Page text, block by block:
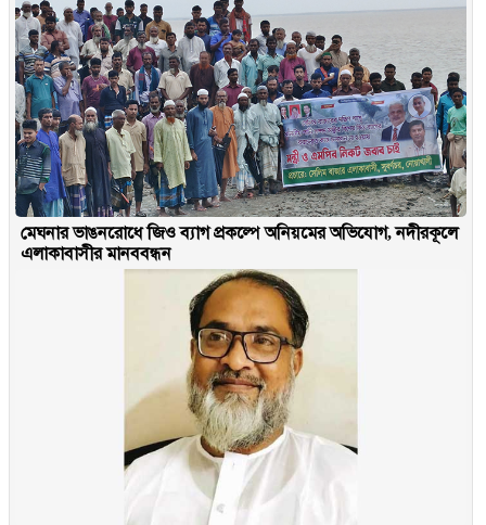
মেঘনার ভাঙনরোধে জিও ব্যাগ প্রকল্পে অনিয়মের অভিযোগ, নদীরকূলে
এলাকাবাসীর মানববন্ধন